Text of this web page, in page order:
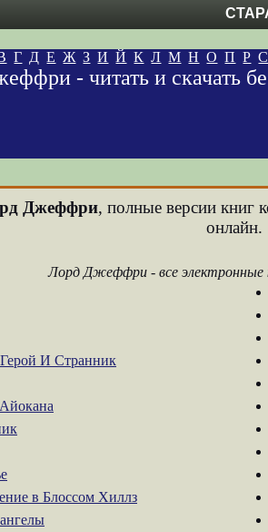
Г Д Е Ж З И Й К Л М Н О П Р С
- читать и скачать
Джеффри, полные версии книг
онлайн.
Лорд Джеффри - все электронные
И Странник
в Блоссом Хиллз